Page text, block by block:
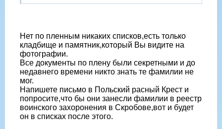
Нет по пленным никаких списков,есть только
кладбище и памятник,который Вы видите на
фотографии.
Все документы по плену были секретными и до
недавнего времени никто знать те фамилии не
мог.
Напишете письмо в Польский расный Крест и
попросите,что бы они занесли фамилии в реестр
воинского захоронения в Скробове,вот и будет
он в списках после этого.